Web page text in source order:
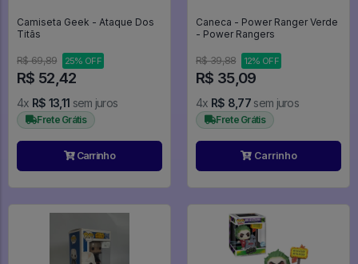
Camiseta Geek - Ataque Dos
Titãs
R$ 69,89 25% OFF
R$ 52,42
4x R$ 13,11 sem juros
Frete Grátis
Carrinho
Caneca - Power Ranger Verde
- Power Rangers
R$ 39,88 12% OFF
R$ 35,09
4x R$ 8,77 sem juros
Frete Grátis
Carrinho